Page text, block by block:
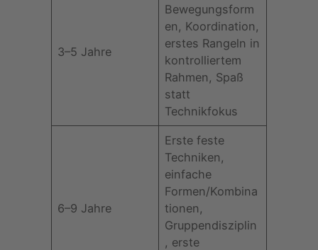
3–5 Jahre
Bewegungsform
en, Koordination,
erstes Rangeln in
kontrolliertem
Rahmen, Spaß
statt
Technikfokus
6–9 Jahre
Erste feste
Techniken,
einfache
Formen/Kombina
tionen,
Gruppendisziplin
, erste